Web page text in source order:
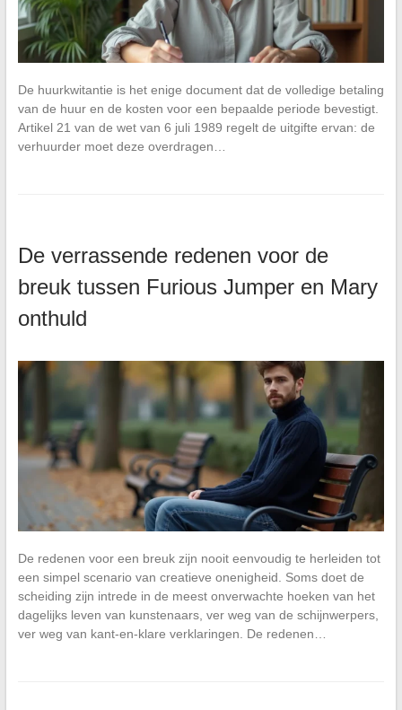
De huurkwitantie is het enige document dat de volledige betaling
van de huur en de kosten voor een bepaalde periode bevestigt.
Artikel 21 van de wet van 6 juli 1989 regelt de uitgifte ervan: de
verhuurder moet deze overdragen…
De verrassende redenen voor de
breuk tussen Furious Jumper en Mary
onthuld
De redenen voor een breuk zijn nooit eenvoudig te herleiden tot
een simpel scenario van creatieve onenigheid. Soms doet de
scheiding zijn intrede in de meest onverwachte hoeken van het
dagelijks leven van kunstenaars, ver weg van de schijnwerpers,
ver weg van kant-en-klare verklaringen. De redenen…